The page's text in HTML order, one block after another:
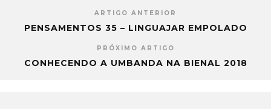
ARTIGO ANTERIOR
PENSAMENTOS 35 – LINGUAJAR EMPOLADO
PRÓXIMO ARTIGO
CONHECENDO A UMBANDA NA BIENAL 2018